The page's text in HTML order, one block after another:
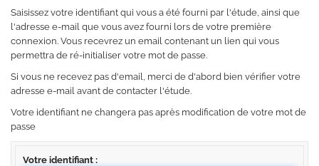
Saisissez votre identifiant qui vous a été fourni par l'étude, ainsi que
l'adresse e-mail que vous avez fourni lors de votre première
connexion. Vous recevrez un email contenant un lien qui vous
permettra de ré-initialiser votre mot de passe.
Si vous ne recevez pas d'email, merci de d'abord bien vérifier votre
adresse e-mail avant de contacter l'étude.
Votre identifiant ne changera pas après modification de votre mot de
passe
Votre identifiant